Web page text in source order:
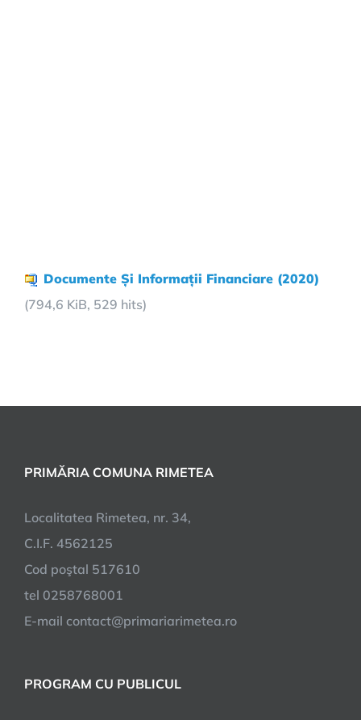
Documente Și Informații Financiare (2020)
(794,6 KiB, 529 hits)
PRIMĂRIA COMUNA RIMETEA
Localitatea Rimetea, nr. 34,
C.I.F. 4562125
Cod poştal 517610
tel 0258768001
E-mail contact@primariarimetea.ro
PROGRAM CU PUBLICUL